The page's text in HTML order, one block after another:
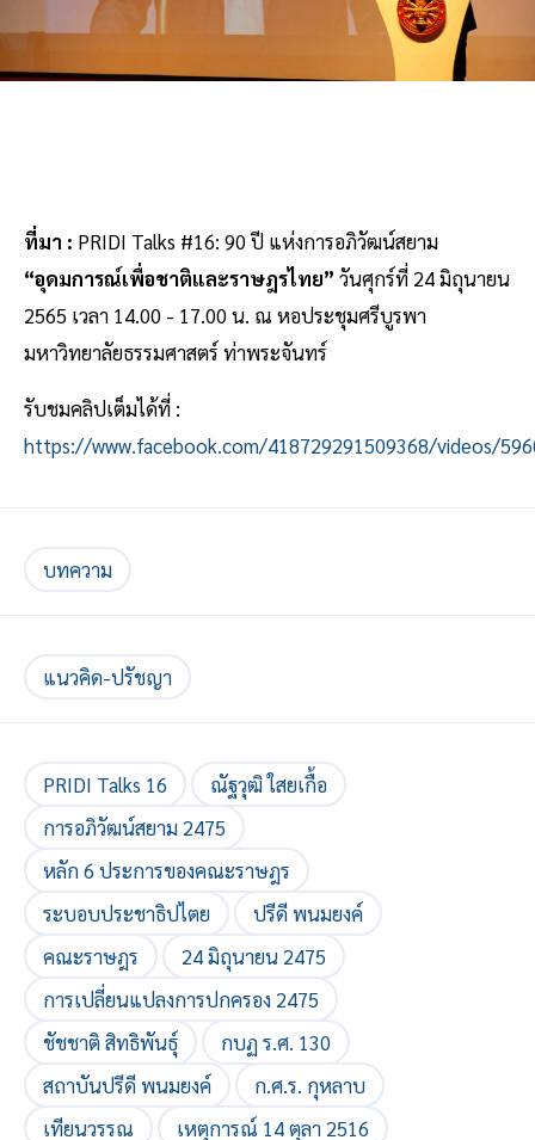
ที่มา : PRIDI Talks #16: 90 ปี แห่งการอภิวัฒน์สยาม
“อุดมการณ์เพื่อชาติและราษฎรไทย” วันศุกร์ที่ 24 มิถุนายน
2565 เวลา 14.00 - 17.00 น. ณ หอประชุมศรีบูรพา
มหาวิทยาลัยธรรมศาสตร์ ท่าพระจันทร์
รับชมคลิปเต็มได้ที่ :
https://www.facebook.com/418729291509368/videos/
บทความ
แนวคิด-ปรัชญา
PRIDI Talks 16
ณัฐวุฒิ ใสยเกื้อ
การอภิวัฒน์สยาม 2475
หลัก 6 ประการของคณะราษฎร
ระบอบประชาธิปไตย
ปรีดี พนมยงค์
คณะราษฎร
24 มิถุนายน 2475
การเปลี่ยนแปลงการปกครอง 2475
ชัชชาติ สิทธิพันธุ์
กบฏ ร.ศ. 130
สถาบันปรีดี พนมยงค์
ก.ศ.ร. กุหลาบ
เทียนวรรณ
เหตุการณ์ 14 ตุลา 2516